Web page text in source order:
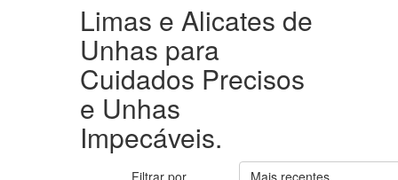
Limas e Alicates de
Unhas para
Cuidados Precisos
e Unhas
Impecáveis.
Filtrar por
Mais recentes